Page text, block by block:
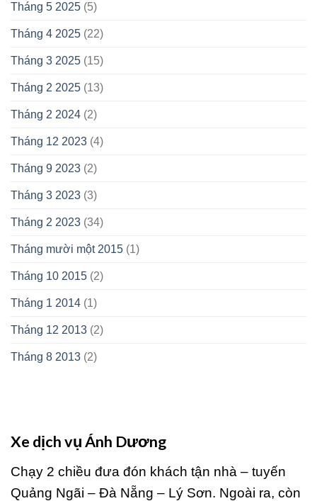
Tháng 5 2025 (5)
Tháng 4 2025 (22)
Tháng 3 2025 (15)
Tháng 2 2025 (13)
Tháng 2 2024 (2)
Tháng 12 2023 (4)
Tháng 9 2023 (2)
Tháng 3 2023 (3)
Tháng 2 2023 (34)
Tháng mười một 2015 (1)
Tháng 10 2015 (2)
Tháng 1 2014 (1)
Tháng 12 2013 (2)
Tháng 8 2013 (2)
Xe dịch vụ Ánh Dương
Chạy 2 chiều đưa đón khách tận nhà – tuyến
Quảng Ngãi – Đà Nẵng – Lý Sơn. Ngoài ra, còn